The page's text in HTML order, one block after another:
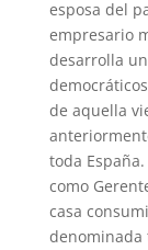
esposa del
empresario
desarrolla
de aquella
toda
como
casa
denominada